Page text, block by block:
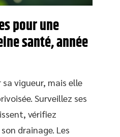
pour une
santé, année
vigueur, mais elle
Surveillez ses
vérifiez
drainage. Les